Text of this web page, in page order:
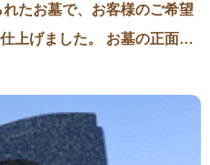
たお墓で、お客様のご希望
上げました。 お墓の正面は
ーソク・線香立ては一切付
限にしました。 ピンクの石
、全体的に優しいデザインに